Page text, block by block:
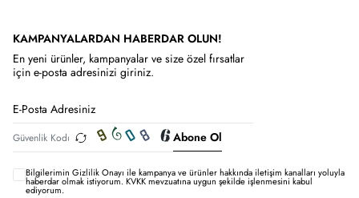
KAMPANYALARDAN HABERDAR OLUN!
En yeni ürünler, kampanyalar ve size özel fırsatlar
için e-posta adresinizi giriniz.
Abone Ol
Bilgilerimin Gizlilik Onayı ile kampanya ve ürünler hakkında iletişim kanalları yoluyla
haberdar olmak istiyorum.KVKK mevzuatına uygun şekilde işlenmesini kabul
ediyorum.